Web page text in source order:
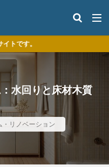
水回りと床材木質
・リノベーション